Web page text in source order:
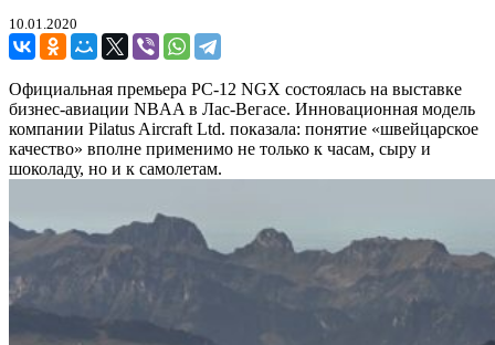
10.01.2020
Официальная премьера PC-12 NGX состоялась на выставке
бизнес-авиации NBAA в Лас-Вегасе. Инновационная модель
компании Pilatus Aircraft Ltd. показала: понятие «швейцарское
качество» вполне применимо не только к часам, сыру и
шоколаду, но и к самолетам.